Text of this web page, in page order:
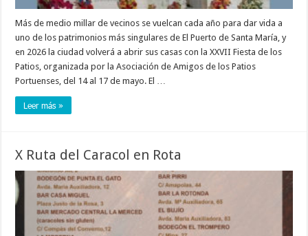
Más de medio millar de vecinos se vuelcan cada año para dar vida a
uno de los patrimonios más singulares de El Puerto de Santa María, y
en 2026 la ciudad volverá a abrir sus casas con la XXVII Fiesta de los
Patios, organizada por la Asociación de Amigos de los Patios
Portuenses, del 14 al 17 de mayo. El …
Leer más »
X Ruta del Caracol en Rota